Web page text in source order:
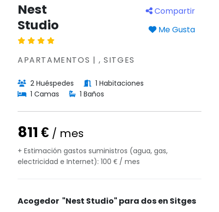
Nest
Studio
Compartir
Me Gusta
APARTAMENTOS | , SITGES
2 Huéspedes
1 Habitaciones
1 Camas
1 Baños
811 € / mes
+ Estimación gastos suministros (agua, gas,
electricidad e Internet): 100 € / mes
Acogedor "Nest Studio" para dos en Sitges